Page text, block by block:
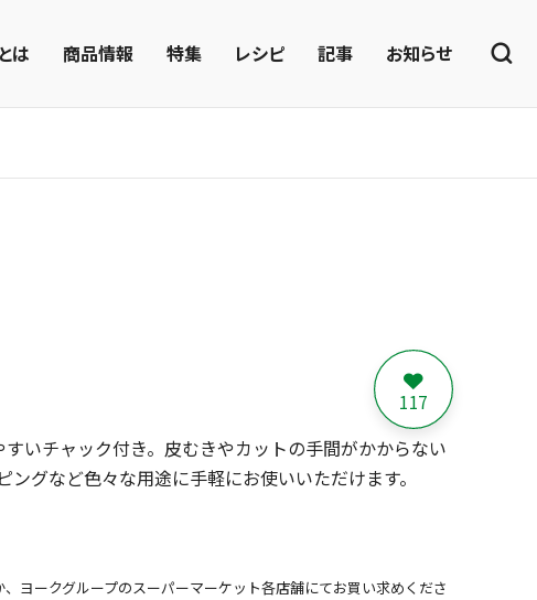
は 商品情報 特集 レシピ 記事 お知らせ
117
いチャック付き。皮むきやカットの手間がかからない
グなど色々な用途に手軽にお使いいただけます。
ヨークグループのスーパーマーケット各店舗にてお買い求めくださ